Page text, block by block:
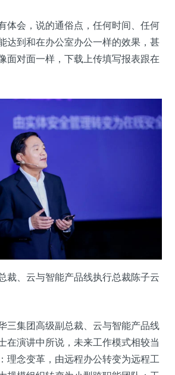
体会，说的通俗点，任何时间、任何
达到和在办公室办公一样的效果，甚
面对面一样，下载上传填写报表跟在
裁、云与智能产品线执行总裁陈子云
三集团高级副总裁、云与智能产品线
在演讲中所说，未来工作模式相较当
理念变革，由远程办公转变为远程工